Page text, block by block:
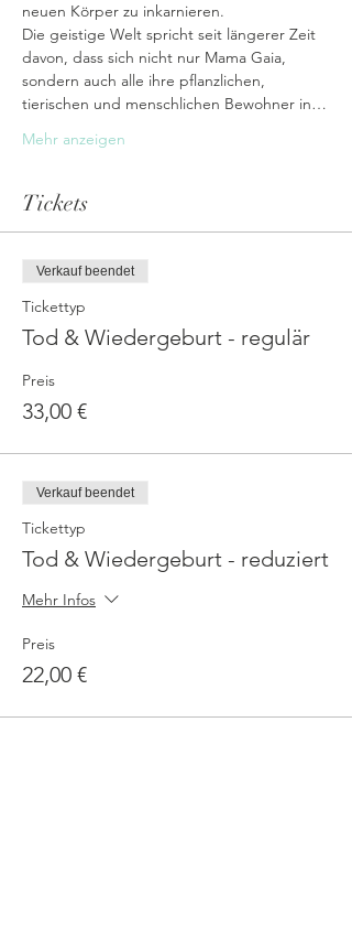
neuen Körper zu inkarnieren.
Die geistige Welt spricht seit längerer Zeit
davon, dass sich nicht nur Mama Gaia,
sondern auch alle ihre pflanzlichen,
tierischen und menschlichen Bewohner in…
Mehr anzeigen
Tickets
Verkauf beendet
Tickettyp
Tod & Wiedergeburt - regulär
Preis
33,00 €
Verkauf beendet
Tickettyp
Tod & Wiedergeburt - reduziert
Mehr Infos
Preis
22,00 €